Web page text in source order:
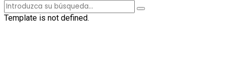
Template is not defined.